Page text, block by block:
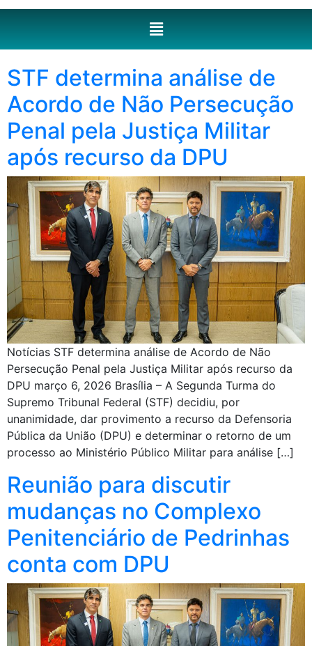
STF determina análise de
Acordo de Não Persecução
Penal pela Justiça Militar
após recurso da DPU
Notícias STF determina análise de Acordo de Não
Persecução Penal pela Justiça Militar após recurso da
DPU março 6, 2026 Brasília – A Segunda Turma do
Supremo Tribunal Federal (STF) decidiu, por
unanimidade, dar provimento a recurso da Defensoria
Pública da União (DPU) e determinar o retorno de um
processo ao Ministério Público Militar para análise […]
Reunião para discutir
mudanças no Complexo
Penitenciário de Pedrinhas
conta com DPU